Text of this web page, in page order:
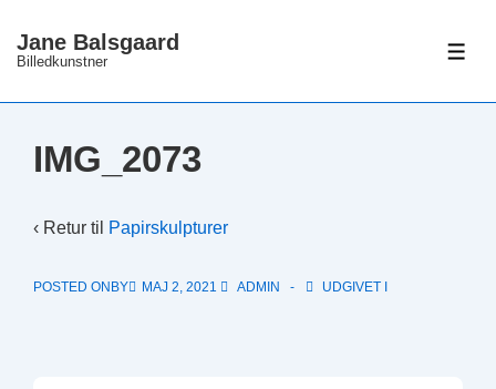
Hop
hovedindhold
Jane Balsgaard
Billedkunstner
IMG_2073
‹ Retur til Papirskulpturer
POSTED ONBY MAJ 2, 2021 ADMIN UDGIVET I